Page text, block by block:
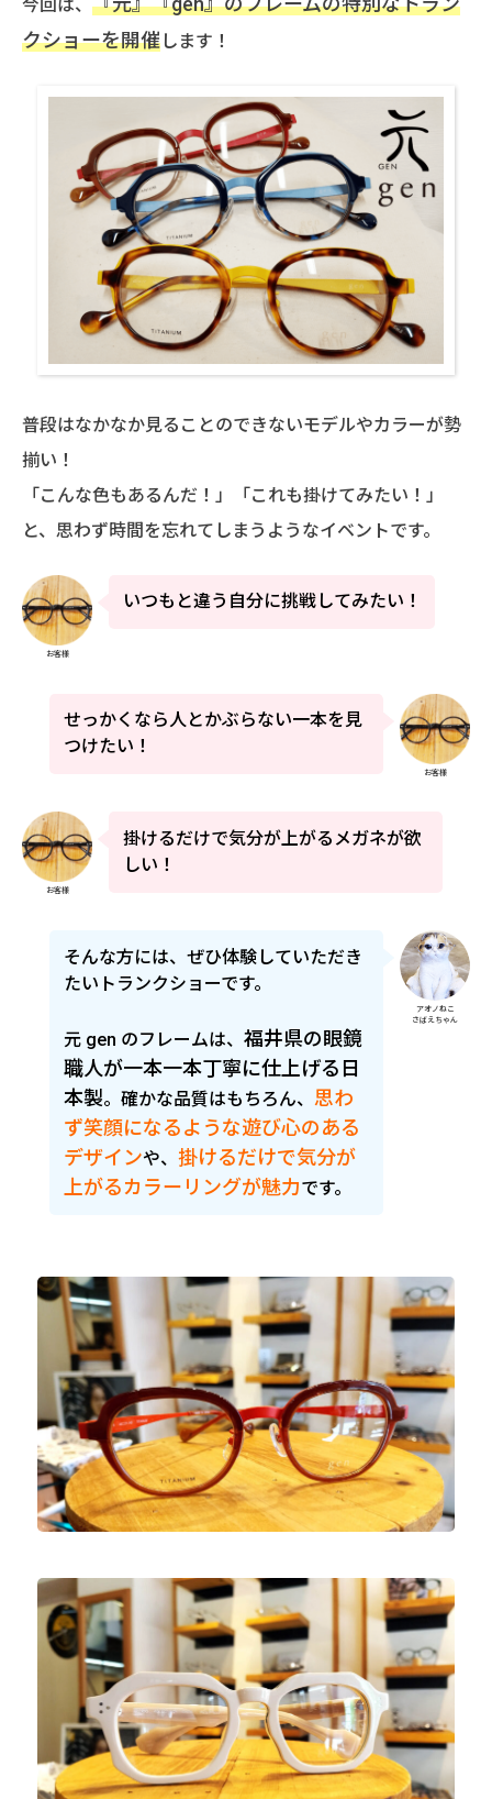
今回は、
クショーを開催 します！
普段はなかなか見ることのできないモデルやカラーが勢
揃い！
「こんな色もあるんだ！」「これも掛けてみたい！」
と、思わず時間を忘れてしまうようなイベントです。
お客様
いつもと違う自分に挑戦してみたい！
お客様
せっかくなら人とかぶらない一本を見
つけたい！
お客様
掛けるだけで気分が上がるメガネが欲
しい！
アオノねこ
さばえちゃん
そんな方には、ぜひ体験していただき
たいトランクショーです。
元 gen のフレームは、 福井県の眼鏡
職人が一本一本丁寧に仕上げる日
本製。確かな品質はもちろん、 思わ
ず笑顔になるような遊び心のある
デザインや、 掛けるだけで気分が
上がるカラーリングが魅力です。